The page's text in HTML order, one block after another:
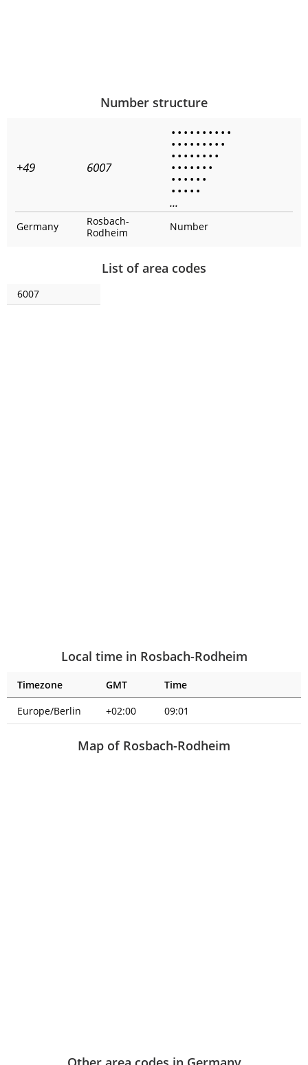
Number structure
+49 6007
• • • • • • • • • •
• • • • • • • • •
• • • • • • • •
• • • • • • •
• • • • • •
• • • • •
...
Germany
Rosbach-
Rodheim
Number
List of area codes
6007
Local time in Rosbach-Rodheim
Timezone GMT
Time
Europe/Berlin
+02:00 09:01
Map of Rosbach-Rodheim